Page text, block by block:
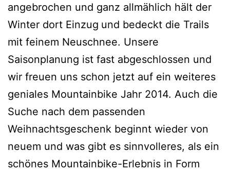
angebrochen und ganz allmählich hält der
Winter dort Einzug und bedeckt die Trails
mit feinem Neuschnee. Unsere
Saisonplanung ist fast abgeschlossen und
wir freuen uns schon jetzt auf ein weiteres
geniales Mountainbike Jahr 2014. Auch die
Suche nach dem passenden
Weihnachtsgeschenk beginnt wieder von
neuem und was gibt es sinnvolleres, als ein
schönes Mountainbike-Erlebnis in Form